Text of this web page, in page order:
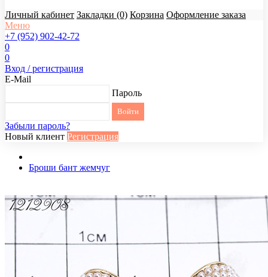
Личный кабинет Закладки (0) Корзина Оформление заказа
Меню
+7 (952) 902-42-72
0
0
Вход / регистрация
E-Mail
Пароль
Забыли пароль?
Новый клиент Регистрация
Броши бант жемчуг